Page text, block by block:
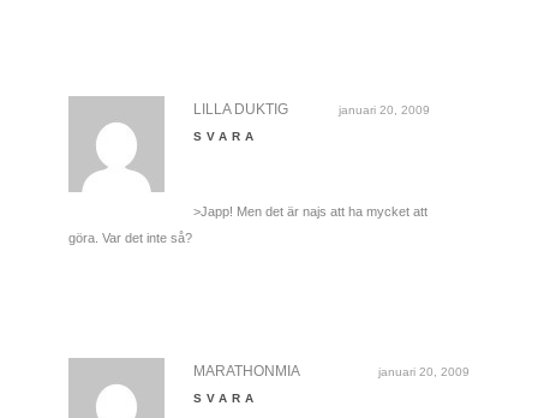
januari 20, 2009
LILLA DUKTIG
SVARA
>Japp! Men det är najs att ha mycket att
göra. Var det inte så?
januari 20, 2009
MARATHONMIA
SVARA